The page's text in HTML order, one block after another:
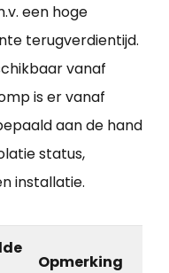
een hoge
terugverdientijd.
vanaf
is er vanaf
aan de hand
status,
installatie.
Opmerking